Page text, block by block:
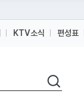
KTV소식 편성표
검색